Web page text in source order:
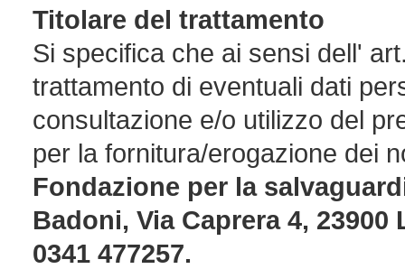
Titolare del trattamento
Si specifica che ai sensi dell'
trattamento di eventuali dati
consultazione e/o utilizzo del
per la fornitura/erogazione dei
Fondazione per la
Badoni, Via Caprera 4, 23900
0341 477257.